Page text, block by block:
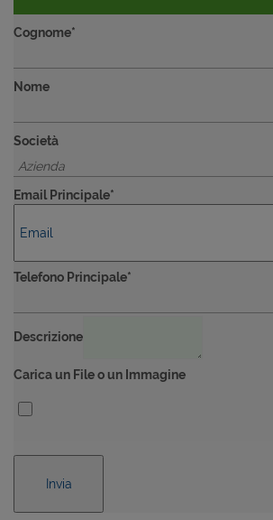
Cognome*
Nome
Società
Email Principale*
Telefono Principale*
Descrizione
Carica un File o un Immagine